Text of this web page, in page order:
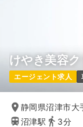
けやき美容
エージェント求人
静岡県沼津市
沼津駅
3分